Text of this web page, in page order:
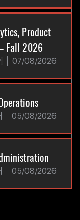
Product
Fall 2026
07/08/2026
05/08/2026
05/08/2026